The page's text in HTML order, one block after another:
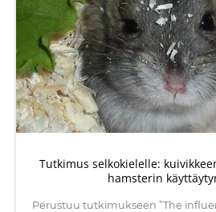
Tutkimus selkokielelle:
hamsterin
Perustuu tutkimukseen ”The